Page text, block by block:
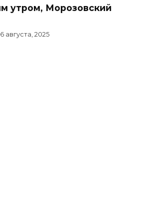
утром, Морозовский
августа, 2025